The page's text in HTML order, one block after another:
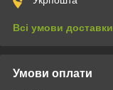
Всі умови доставки
Умови оплати